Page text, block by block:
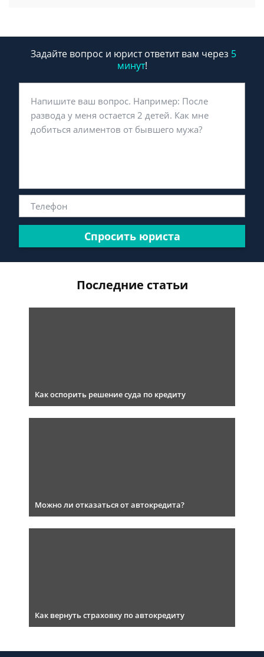
Задайте вопрос и юрист ответит вам через 5
минут!
Спросить юриста
Последние статьи
Как оспорить решение суда по кредиту
Можно ли отказаться от автокредита?
Как вернуть страховку по автокредиту